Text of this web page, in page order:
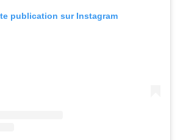
publication sur Instagram